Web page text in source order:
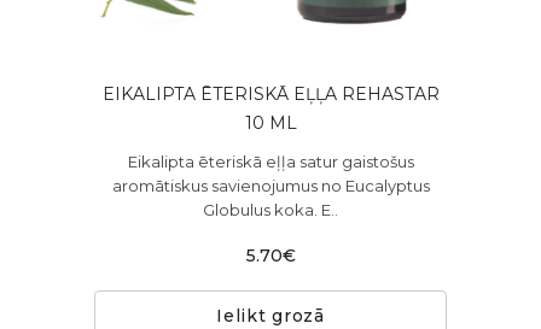
EIKALIPTA ĒTERISKĀ EĻĻA REHASTAR
10 ML
Eikalipta ēteriskā eļļa satur gaistošus
aromātiskus savienojumus no Eucalyptus
Globulus koka. E..
5.70€
Ielikt grozā